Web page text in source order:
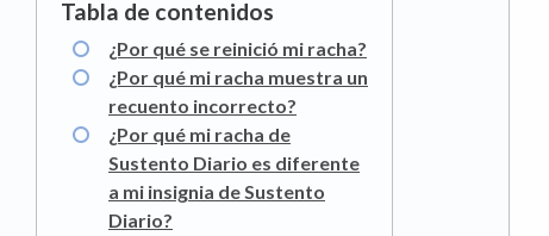
¿Por qué se reinició mi racha?
¿Por qué mi racha muestra un
recuento incorrecto?
¿Por qué mi racha de
Sustento Diario es diferente
a mi insignia de Sustento
Diario?